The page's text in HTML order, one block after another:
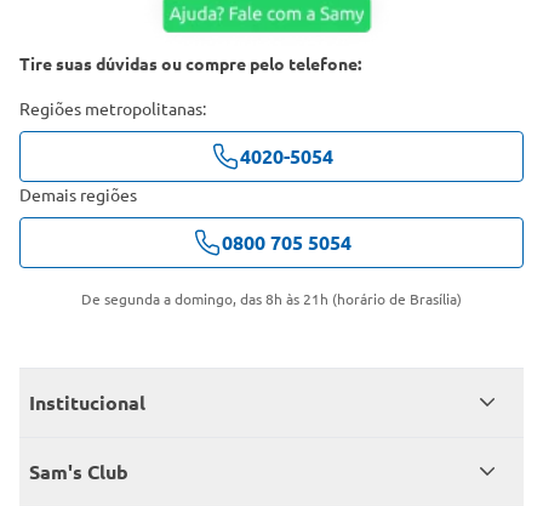
Tire suas dúvidas ou compre pelo telefone:
Regiões metropolitanas:
4020-5054
Demais regiões
0800 705 5054
De segunda a domingo, das 8h às 21h (horário de Brasília)
Institucional
Quem somos
Sam's Club